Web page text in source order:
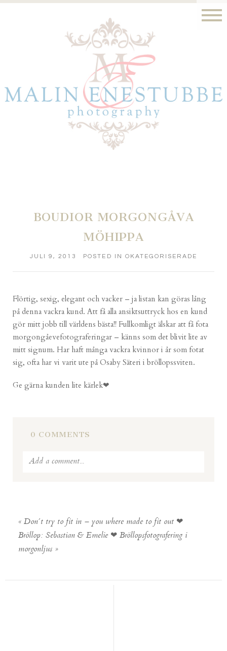
BOUDIOR MORGONGÅVA
MÖHIPPA
JULI 9, 2013 POSTED IN OKATEGORISERADE
Flörtig, sexig, elegant och vacker – ja listan kan göras lång
på denna vackra kund. Att få alla ansiktsuttryck hos en kund
gör mitt jobb till världens bästa!! Fullkomligt älskar att få fota
morgongåevefotograferingar – känns som det blivit lite av
mitt signum. Har haft många vackra kvinnor i år som fotat
sig, ofta har vi varit ute på Osaby Säteri i bröllopssviten.
Ge gärna kunden lite kärlek❤
0 COMMENTS
Add a comment...
« Don´t try to fit in – you where made to fit out ❤
Bröllop: Sebastian & Emelie ❤ Bröllopsfotografering i
morgonljus »